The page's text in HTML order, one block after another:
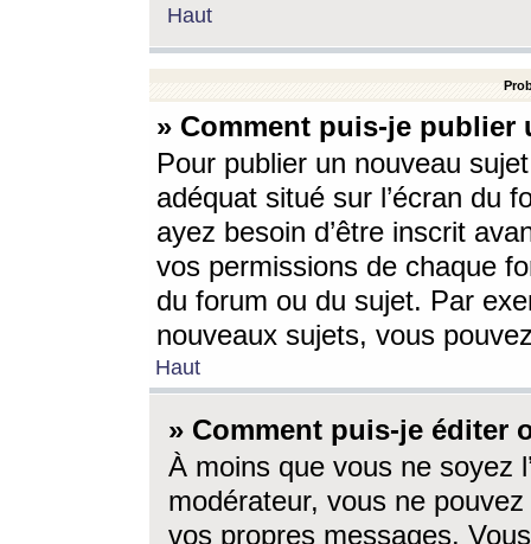
Haut
» Comment puis-je
Pour publier un nouveau
adéquat situé sur l’écran du
ayez besoin d’être inscrit
vos permissions de chaque
du forum ou du sujet. Par
nouveaux sujets, vous
Haut
» Comment puis-je éditer
À moins que vous ne soyez
modérateur, vous ne
vos propres messages.